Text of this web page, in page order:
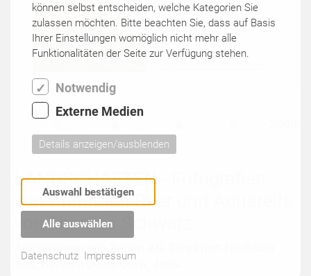
LANDSCHAFTEN - Fotografien
von Christoph Beer und Aquarelle
von Thomas Schwarz
Ausstellungsort: Züblin AG, Direktion Hochbau
Süd, Bereich Jena-Gera, Jena
können selbst entscheiden, welche Kategorien Sie
zulassen möchten. Bitte beachten Sie, dass auf Basis
Ihrer Einstellungen womöglich nicht mehr alle
Funktionalitäten der Seite zur Verfügung stehen.
Notwendig
Externe Medien
Details anzeigen/ausblenden
Auswahl bestätigen
Alle auswählen
Datenschutz Impressum